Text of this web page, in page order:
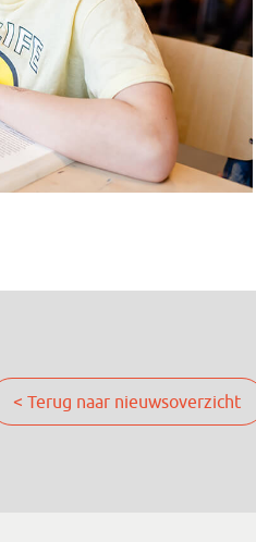
< Terug naar nieuwsoverzicht